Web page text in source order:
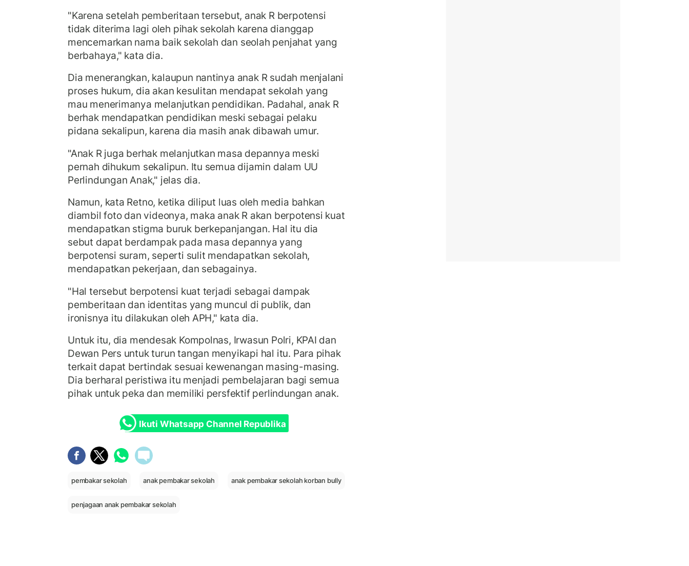
"Karena setelah pemberitaan tersebut, anak R berpotensi
tidak diterima lagi oleh pihak sekolah karena dianggap
mencemarkan nama baik sekolah dan seolah penjahat yang
berbahaya," kata dia.
Dia menerangkan, kalaupun nantinya anak R sudah menjalani
proses hukum, dia akan kesulitan mendapat sekolah yang
mau menerimanya melanjutkan pendidikan. Padahal, anak R
berhak mendapatkan pendidikan meski sebagai pelaku
pidana sekalipun, karena dia masih anak dibawah umur.
"Anak R juga berhak melanjutkan masa depannya meski
pernah dihukum sekalipun. Itu semua dijamin dalam UU
Perlindungan Anak," jelas dia.
Namun, kata Retno, ketika diliput luas oleh media bahkan
diambil foto dan videonya, maka anak R akan berpotensi kuat
mendapatkan stigma buruk berkepanjangan. Hal itu dia
sebut dapat berdampak pada masa depannya yang
berpotensi suram, seperti sulit mendapatkan sekolah,
mendapatkan pekerjaan, dan sebagainya.
"Hal tersebut berpotensi kuat terjadi sebagai dampak
pemberitaan dan identitas yang muncul di publik, dan
ironisnya itu dilakukan oleh APH," kata dia.
Untuk itu, dia mendesak Kompolnas, Irwasun Polri, KPAI dan
Dewan Pers untuk turun tangan menyikapi hal itu. Para pihak
terkait dapat bertindak sesuai kewenangan masing-masing.
Dia berharal peristiwa itu menjadi pembelajaran bagi semua
pihak untuk peka dan memiliki persfektif perlindungan anak.
Ikuti Whatsapp Channel Republika
pembakar sekolah anak pembakar sekolah anak pembakar sekolah korban bully
penjagaan anak pembakar sekolah